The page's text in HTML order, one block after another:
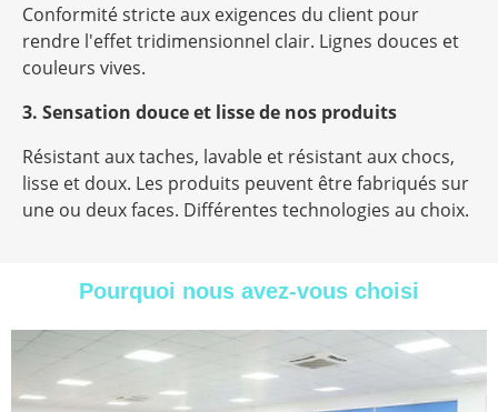
Conformité stricte aux exigences du client pour
rendre l'effet tridimensionnel clair. Lignes douces et
couleurs vives.
3. Sensation douce et lisse de nos produits
Résistant aux taches, lavable et résistant aux chocs,
lisse et doux. Les produits peuvent être fabriqués sur
une ou deux faces. Différentes technologies au choix.
Pourquoi nous avez-vous choisi